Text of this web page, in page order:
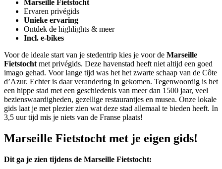
Marseille Fietstocht
Ervaren privégids
Unieke ervaring
Ontdek de highlights & meer
Incl. e-bikes
Voor de ideale start van je stedentrip kies je voor de Marseille
Fietstocht met privégids. Deze havenstad heeft niet altijd een goed
imago gehad. Voor lange tijd was het het zwarte schaap van de Côte
d’Azur. Echter is daar verandering in gekomen. Tegenwoordig is het
een hippe stad met een geschiedenis van meer dan 1500 jaar, veel
bezienswaardigheden, gezellige restaurantjes en musea. Onze lokale
gids laat je met plezier zien wat deze stad allemaal te bieden heeft. In
3,5 uur tijd mis je niets van de Franse plaats!
Marseille Fietstocht met je eigen gids!
Dit ga je zien tijdens de Marseille Fietstocht: